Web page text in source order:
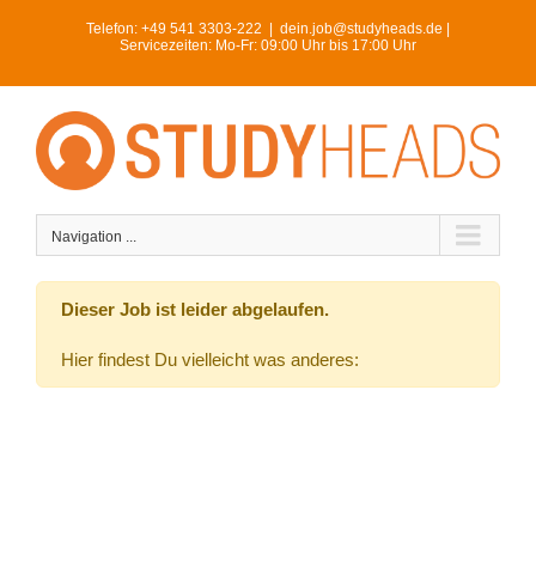
Telefon: +49 541 3303-222
dein.job@studyheads.de |
Servicezeiten: Mo-Fr: 09:00 Uhr bis 17:00 Uhr
Navigation ...
Dieser Job ist leider abgelaufen.
Hier findest Du vielleicht was anderes: